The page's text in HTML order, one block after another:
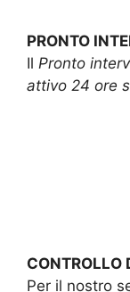
PRONTO
Il Pronto
attivo 24 ore
CONTROLLO
Per il nostro